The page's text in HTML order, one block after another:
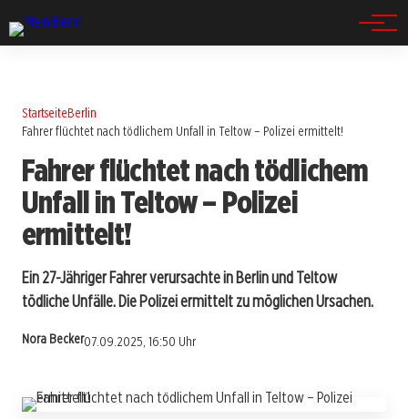
StartseiteBerlin
Fahrer flüchtet nach tödlichem Unfall in Teltow – Polizei ermittelt!
Fahrer flüchtet nach tödlichem
Unfall in Teltow – Polizei
ermittelt!
Ein 27-Jähriger Fahrer verursachte in Berlin und Teltow
tödliche Unfälle. Die Polizei ermittelt zu möglichen Ursachen.
Nora Becker07.09.2025, 16:50 Uhr